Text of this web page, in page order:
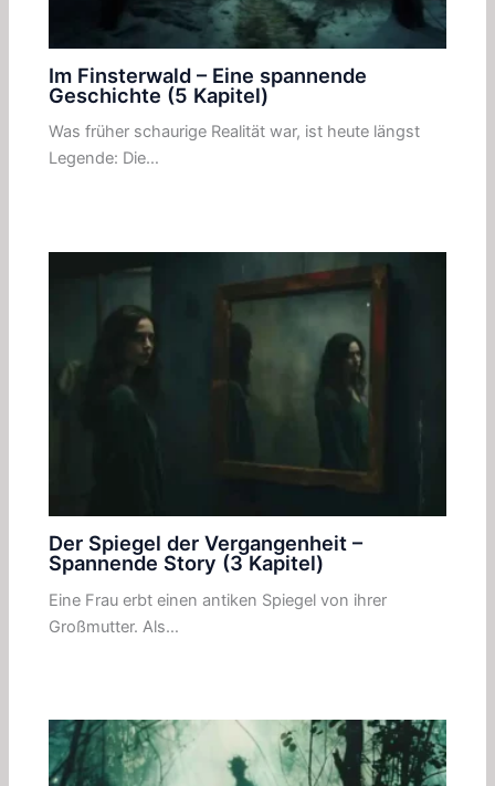
Im Finsterwald – Eine spannende
Geschichte (5 Kapitel)
Was früher schaurige Realität war, ist heute längst
Legende: Die…
Der Spiegel der Vergangenheit –
Spannende Story (3 Kapitel)
Eine Frau erbt einen antiken Spiegel von ihrer
Großmutter. Als…